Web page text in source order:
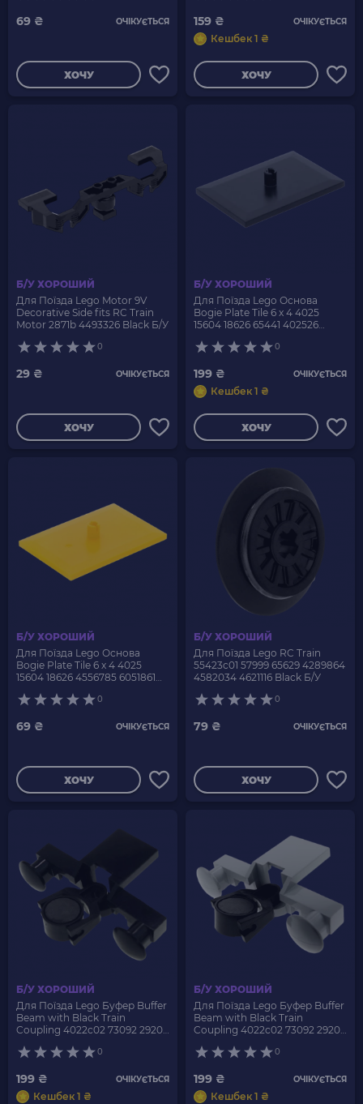
69 ₴ ОЧІКУЄТЬСЯ
ХОЧУ
159 ₴ ОЧІКУЄТЬСЯ
Кешбек 1 ₴
ХОЧУ
Б/У ХОРОШИЙ
Для Поїзда Lego Motor 9V
Decorative Side fits RC Train
Motor 2871b 4493326 Black Б/У
0
29 ₴ ОЧІКУЄТЬСЯ
ХОЧУ
Б/У ХОРОШИЙ
Для Поїзда Lego Основа
Bogie Plate Tile 6 x 4 4025
15604 18626 65441 402526
0
199 ₴ ОЧІКУЄТЬСЯ
Кешбек 1 ₴
ХОЧУ
Б/У ХОРОШИЙ
Для Поїзда Lego Основа
Bogie Plate Tile 6 x 4 4025
15604 18626 4556785 6051861
0
69 ₴ ОЧІКУЄТЬСЯ
ХОЧУ
Б/У ХОРОШИЙ
Для Поїзда Lego RC Train
55423c01 57999 65629 4289864
4582034 4621116 Black Б/У
0
79 ₴ ОЧІКУЄТЬСЯ
ХОЧУ
Б/У ХОРОШИЙ
Для Поїзда Lego Буфер Buffer
Beam with Black Train
Coupling 4022c02 73092 2920
У
0
199 ₴ ОЧІКУЄТЬСЯ
Кешбек 1 ₴
Б/У ХОРОШИЙ
Для Поїзда Lego Буфер Buffer
Beam with Black Train
Coupling 4022c02 73092 2920
Light Bluish Grey Б/У
0
199 ₴ ОЧІКУЄТЬСЯ
Кешбек 1 ₴